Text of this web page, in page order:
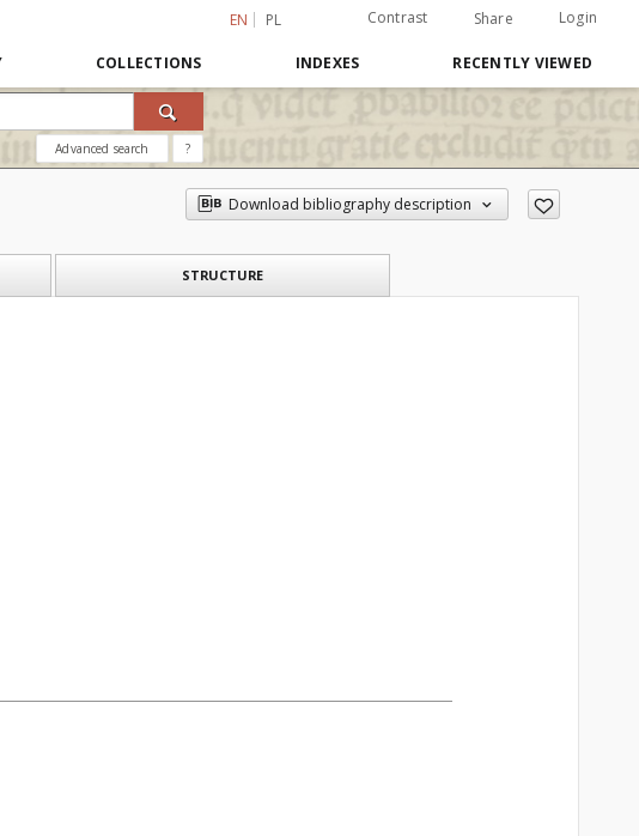
EN PL Contrast Share Login
COLLECTIONS INDEXES RECENTLY VIEWED
Advanced search ?
Download bibliography description
STRUCTURE